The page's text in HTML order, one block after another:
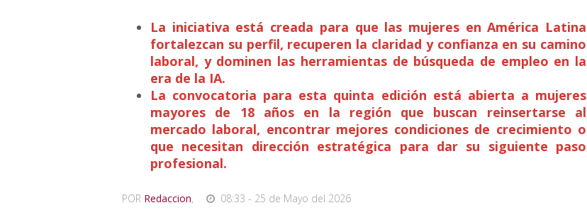
La iniciativa está creada para que las mujeres en América Latina
fortalezcan su perfil, recuperen la claridad y confianza en su camino
laboral, y dominen las herramientas de búsqueda de empleo en la
era de la IA.
La convocatoria para esta quinta edición está abierta a mujeres
mayores de 18 años en la región que buscan reinsertarse al
mercado laboral, encontrar mejores condiciones de crecimiento o
que necesitan dirección estratégica para dar su siguiente paso
profesional.
POR Redaccion, 08:33 - 25 de Mayo del 2026